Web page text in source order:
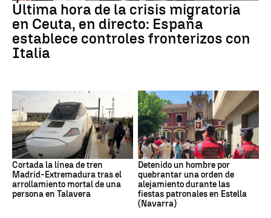
Última hora de la crisis migratoria
en Ceuta, en directo: España
establece controles fronterizos con
Italia
Cortada la línea de tren
Madrid-Extremadura tras el
arrollamiento mortal de una
persona en Talavera
Detenido un hombre por
quebrantar una orden de
alejamiento durante las
fiestas patronales en Estella
(Navarra)